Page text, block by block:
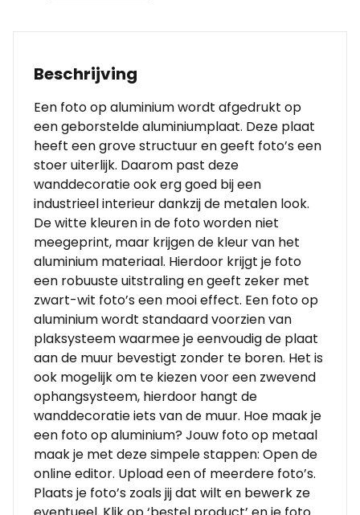
Beschrijving
Een foto op aluminium wordt afgedrukt op
een geborstelde aluminiumplaat. Deze plaat
heeft een grove structuur en geeft foto’s een
stoer uiterlijk. Daarom past deze
wanddecoratie ook erg goed bij een
industrieel interieur dankzij de metalen look.
De witte kleuren in de foto worden niet
meegeprint, maar krijgen de kleur van het
aluminium materiaal. Hierdoor krijgt je foto
een robuuste uitstraling en geeft zeker met
zwart-wit foto’s een mooi effect. Een foto op
aluminium wordt standaard voorzien van
plaksysteem waarmee je eenvoudig de plaat
aan de muur bevestigt zonder te boren. Het is
ook mogelijk om te kiezen voor een zwevend
ophangsysteem, hierdoor hangt de
wanddecoratie iets van de muur. Hoe maak je
een foto op aluminium? Jouw foto op metaal
maak je met deze simpele stappen: Open de
online editor. Upload een of meerdere foto’s.
Plaats je foto’s zoals jij dat wilt en bewerk ze